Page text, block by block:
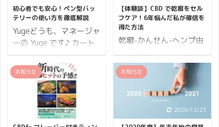
ルキャンペーンを開催い
たします♪ まず、開催期
間からお伝えしていきま
す。 開催期間 10日間開
催 2023年04月07日
(木)10:00から2023年04
月16日(日)まで。 ※開催
期間内でのご注文が対象
となります。 続いてポイ
ントについて。 ポイント
14倍 小計に対して 14%
夏の疲れを癒す季節でも
あります。 …ただ、お得
な夏はまだ終わりませ
ん！！ リフレッシュに入
る時期に CBD も使って
心身共に回復するのはい
かがでしょうか？
CBDMANiA では皆さまに
もっと CBD でくつろい
でいただきたいと3日間
限定でキャンペーンを開
初心者でも安心！ペン型バッ
テリーの使い方を徹底解説
Yugeどうも、マネージャ
ーの Yuge です♪ カート
リッジやリキッドの CBD
製品を使用する上で欠か
せないのが VAPE（電子
タバコ）です。 CBD を
蒸気摂取するなら不可欠
なアイテムになりますが
「種類がたくさんあって
【体験談】CBD で乾癬をセル
フケア！6年悩んだ私が確信を
得た方法
乾癬-かんせん-ヘンプ由
なることを知ったらあな
たは試してみたいです
か？ 乾癬にほとほと嫌気
がさしているあなたへ。
ここに私の実体験を記録
しておきます。 最近では
お知らせ
2021/3/13
お知らせ
2020/12/23